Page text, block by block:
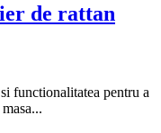
de rattan
functionalitatea pentru a